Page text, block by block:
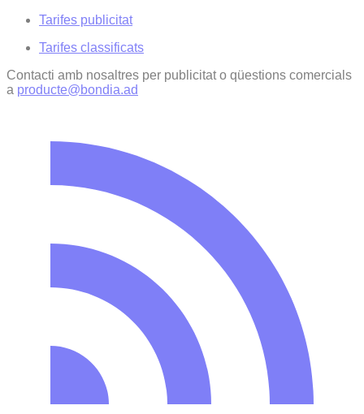
Tarifes publicitat
Tarifes classificats
Contacti amb nosaltres per publicitat o qüestions comercials
a producte@bondia.ad